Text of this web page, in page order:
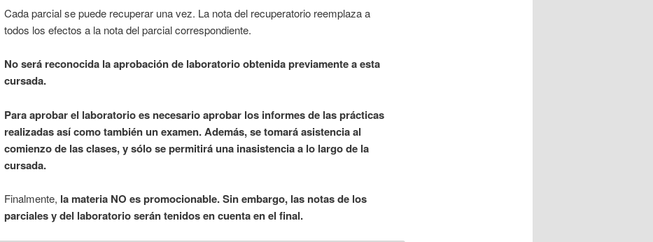
Cada parcial se puede recuperar una vez. La nota del recuperatorio reemplaza a
todos los efectos a la nota del parcial correspondiente.
No será reconocida la aprobación de laboratorio obtenida previamente a esta
cursada.
Para aprobar el laboratorio es necesario aprobar los informes de las prácticas
realizadas así como también un examen. Además, se tomará asistencia al
comienzo de las clases, y sólo se permitirá una inasistencia a lo largo de la
cursada.
Finalmente, la materia NO es promocionable. Sin embargo, las notas de los
parciales y del laboratorio serán tenidos en cuenta en el final.